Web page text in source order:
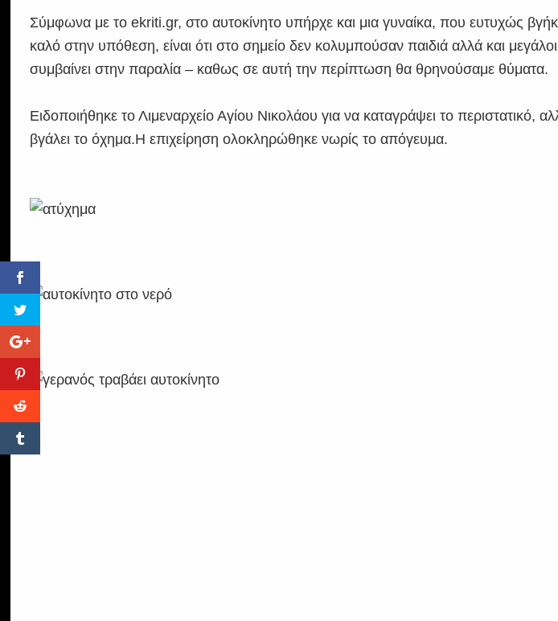
Σύμφωνα με το ekriti.gr, στο αυτοκίνητο υπήρχε και μια γυναίκα, που ευτυχώς
καλό στην υπόθεση, είναι ότι στο σημείο δεν κολυμπούσαν παιδιά αλλά και
συμβαίνει στην παραλία – καθως σε αυτή την περίπτωση θα θρηνούσαμε θύματα.
Ειδοποιήθηκε το Λιμεναρχείο Αγίου Νικολάου για να καταγράψει το περιστατικό,
βγάλει το όχημα.Η επιχείρηση ολοκληρώθηκε νωρίς το απόγευμα.